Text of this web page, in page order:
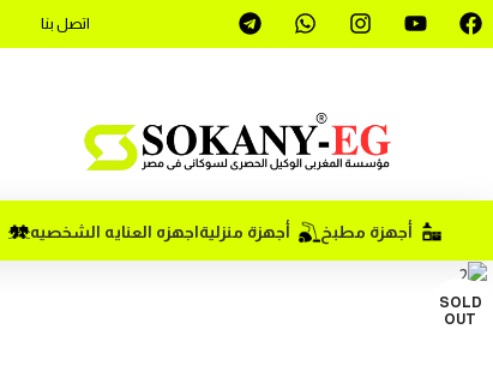
اتصل بنا
أجهزة مطبخ أجهزة منزليةاجهزه العنايه الشخصيه
SOLD
OUT